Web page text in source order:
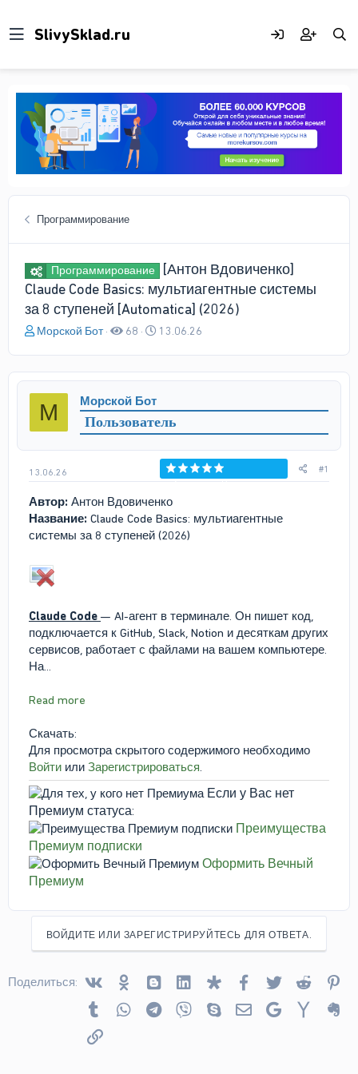
Программирование
Программирование
[Антон Вдовиченко]
Claude Code Basics: мультиагентные системы
за 8 ступеней [Automatica] (2026)
А
о
р
е
ы
Морской Бот 68
Д
а
ч
а
л
13.06.26
М Морской Бот
Пользователь
13.06.26
Голосов: 0
#1
Автор: Антон Вдовиченко
Название: Claude Code Basics: мультиагентные
системы за 8 ступеней (2026)
Claude Code — AI-агент в терминале. Он пишет код,
подключается к GitHub, Slack, Notion и десяткам других
сервисов, работает с файлами на вашем компьютере.
На...
Read more
Скачать:
Для просмотра скрытого содержимого необходимо
Войти или Зарегистрироваться
Если у Вас нет
Премиум статуса:
Преимущества
Премиум подписки
Оформить Вечный
Премиум
ВОЙДИТЕ ИЛИ ЗАРЕГИСТРИРУЙТЕСЬ ДЛЯ ОТВЕТА.
Поделиться: VkontakteOdnoklassniki
Blogger Linked InDiasporaFacebook
TwitterReddit
Tumblr WhatsAppTelegram
Viber SkypeЭлектронная почта
Google Yahoo
Ссылка